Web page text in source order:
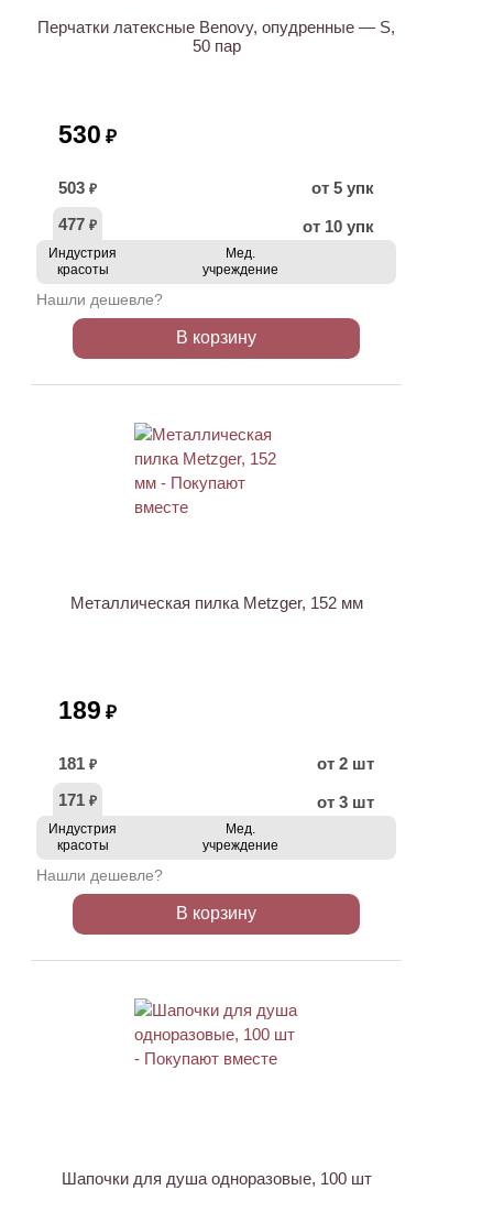
Перчатки латексные Benovy, опудренные — S,
50 пар
530 ₽
503 ₽
от 5 упк
477 ₽ от 10 упк
Индустрия
красоты
Мед.
учреждение
Нашли дешевле?
В корзину
Металлическая пилка Metzger, 152 мм
189 ₽
181 ₽
от 2 шт
171 ₽ от 3 шт
Индустрия
красоты
Мед.
учреждение
Нашли дешевле?
В корзину
Шапочки для душа одноразовые, 100 шт